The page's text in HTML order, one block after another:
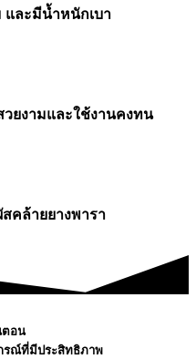
และมีน้ำหนักเบา
ยงามและใช้งานคงทน
คล้ายยางพารา
ตอน
รณ์ที่มีประสิทธิภาพ